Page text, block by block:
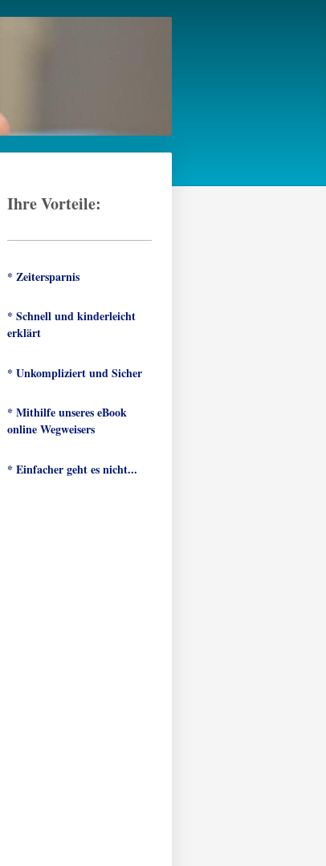
Ihre Vorteile:
* Zeitersparnis
* Schnell und kinderleicht
erklärt
* Unkompliziert und Sicher
* Mithilfe unseres eBook
online Wegweisers
* Einfacher geht es nicht...